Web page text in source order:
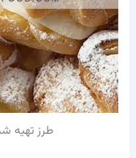
طرز تهیه